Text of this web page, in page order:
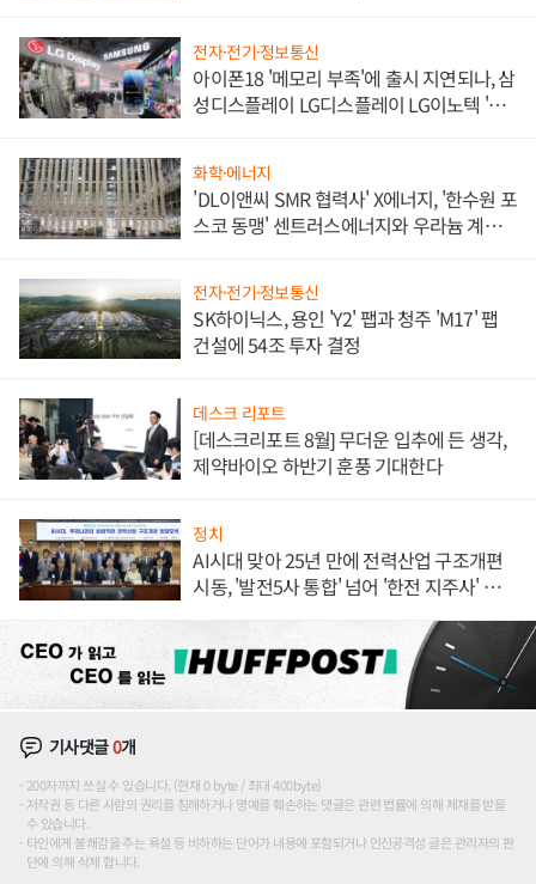
전자·전기·정보통신
아이폰18 '메모리 부족'에 출시 지연되나, 삼
성디스플레이 LG디스플레이 LG이노텍 '탈
화학·에너지
'DL이앤씨 SMR 협력사' X에너지, '한수원 포
스코 동맹' 센트러스에너지와 우라늄 계약
전자·전기·정보통신
SK하이닉스, 용인 'Y2' 팹과 청주 'M17' 팹
건설에 54조 투자 결정
데스크 리포트
[데스크리포트 8월] 무더운 입추에 든 생각,
제약바이오 하반기 훈풍 기대한다
정치
AI시대 맞아 25년 만에 전력산업 구조개편
시동, '발전5사 통합' 넘어 '한전 지주사' 재편
기사댓글0개
200자까지 쓰실 수 있습니다. (현재 0 byte / 최대 400byte)
저작권 등 다른 사람의 권리를 침해하거나 명예를 훼손하는 댓글은 관련 법률에 의해 제재를 받을
수 있습니다.
타인에게 불쾌감을 주는 욕설 등 비하하는 단어가 내용에 포함되거나 인신공격성 글은 관리자의 판
단에 의해 삭제 합니다.